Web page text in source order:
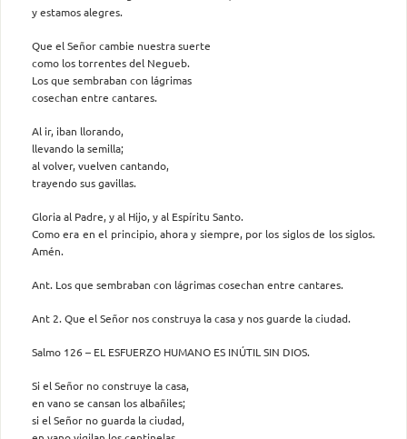
y estamos alegres.
Que el Señor cambie nuestra suerte
como los torrentes del Negueb.
Los que sembraban con lágrimas
cosechan entre cantares.
Al ir, iban llorando,
llevando la semilla;
al volver, vuelven cantando,
trayendo sus gavillas.
Gloria al Padre, y al Hijo, y al Espíritu Santo.
Como era en el principio, ahora y siempre, por los siglos de los siglos.
Amén.
Ant. Los que sembraban con lágrimas cosechan entre cantares.
Ant 2. Que el Señor nos construya la casa y nos guarde la ciudad.
Salmo 126 – EL ESFUERZO HUMANO ES INÚTIL SIN DIOS.
Si el Señor no construye la casa,
en vano se cansan los albañiles;
si el Señor no guarda la ciudad,